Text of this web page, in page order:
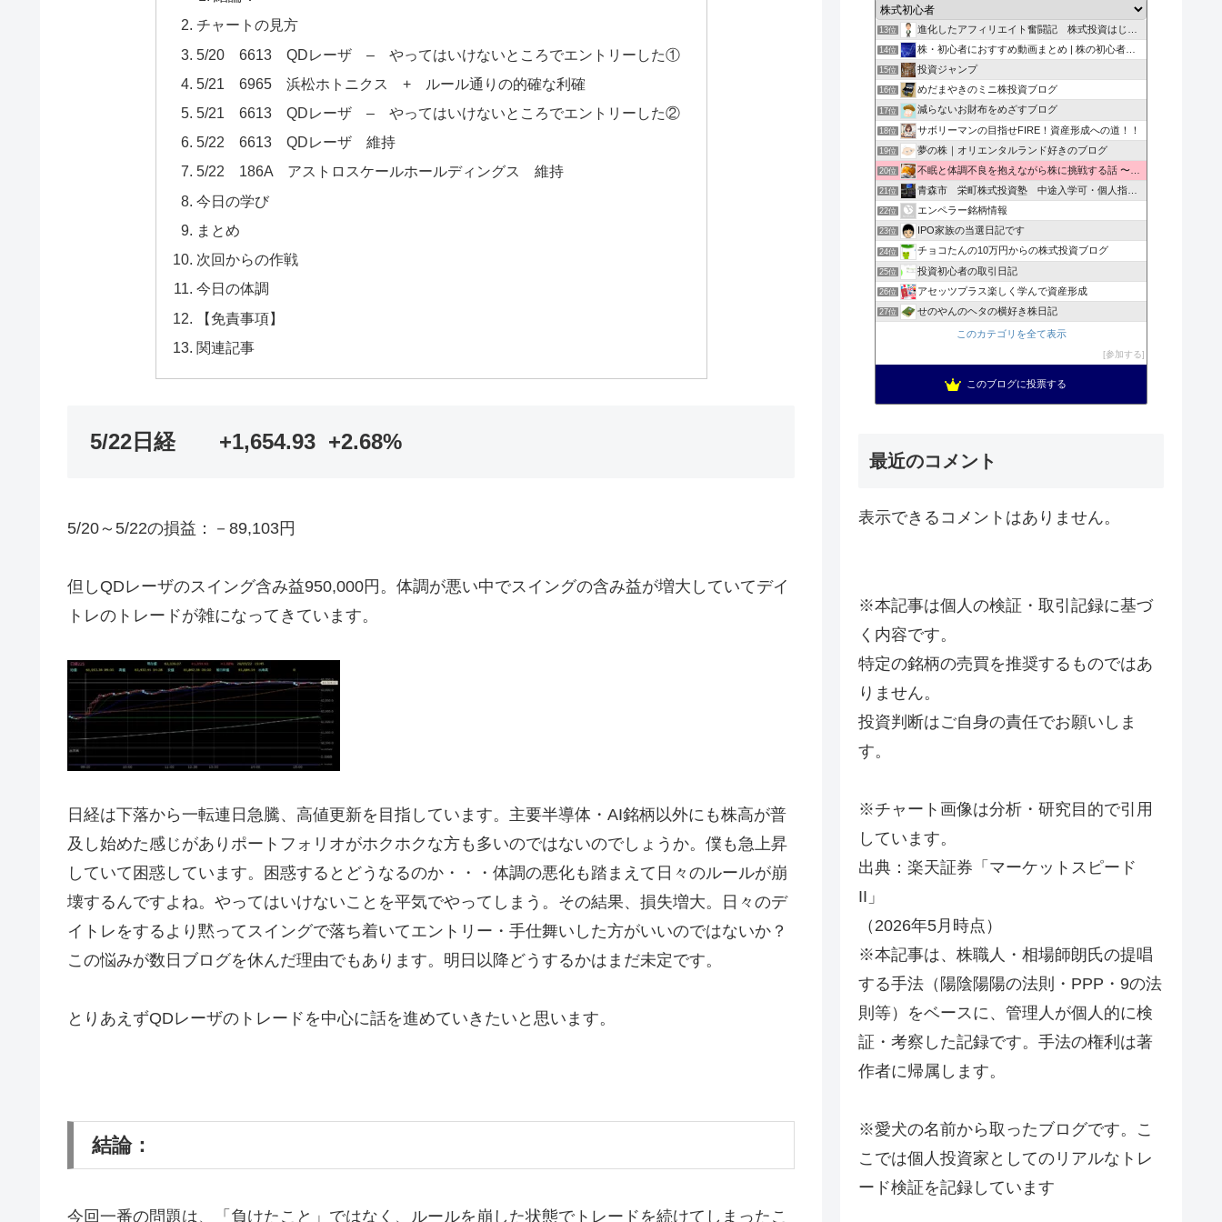
チャートの見方
5/20 6613 QDレーザ – やってはいけないところでエントリーした①
5/21 6965 浜松ホトニクス + ルール通りの的確な利確
5/21 6613 QDレーザ – やってはいけないところでエントリーした②
5/22 6613 QDレーザ 維持
5/22 186A アストロスケールホールディングス 維持
今日の学び
まとめ
次回からの作戦
今日の体調
【免責事項】
関連記事
5/22日経 +1,654.93 +2.68%
5/20～5/22の損益：－89,103円
但しQDレーザのスイング含み益950,000円。体調が悪い中でスイングの含み益が増大していてデイ
トレのトレードが雑になってきています。
日経は下落から一転連日急騰、高値更新を目指しています。主要半導体・AI銘柄以外にも株高が普
及し始めた感じがありポートフォリオがホクホクな方も多いのではないのでしょうか。僕も急上昇
していて困惑しています。困惑するとどうなるのか・・・体調の悪化も踏まえて日々のルールが崩
壊するんですよね。やってはいけないことを平気でやってしまう。その結果、損失増大。日々のデ
イトレをするより黙ってスイングで落ち着いてエントリー・手仕舞いした方がいいのではないか？
この悩みが数日ブログを休んだ理由でもあります。明日以降どうするかはまだ未定です。
とりあえずQDレーザのトレードを中心に話を進めていきたいと思います。
結論：
今回一番の問題は、「負けたこと」ではなく、ルールを崩した状態でトレードを続けてしまったこ
13位 進化したアフィリエイト奮闘記 株式投資はじめました２
14位 株・初心者におすすめ動画まとめ | 株の初心者向けにおすす…
15位 投資ジャンプ
16位 めだまやきのミニ株投資ブログ
17位 減らないお財布をめざすブログ
18位 サボリーマンの目指せFIRE！資産形成への道！！
19位 夢の株｜オリエンタルランド好きのブログ
20位 不眠と体調不良を抱えながら株に挑戦する話 〜負け検証記録〜
21位 青森市 栄町株式投資塾 中途入学可・個人指導可
22位 エンペラー銘柄情報
23位 IPO家族の当選日記です
24位 チョコたんの10万円からの株式投資ブログ
25位 投資初心者の取引日記
26位 アセッツプラス楽しく学んで資産形成
27位 せのやんのヘタの横好き株日記
このカテゴリを全て表示
参加する
このブログに投票する
最近のコメント
表示できるコメントはありません。
※本記事は個人の検証・取引記録に基づ
く内容です。
特定の銘柄の売買を推奨するものではあ
りません。
投資判断はご自身の責任でお願いしま
す。
※チャート画像は分析・研究目的で引用
しています。
出典：楽天証券「マーケットスピード
II」
（2026年5月時点）
※本記事は、株職人・相場師朗氏の提唱
する手法（陽陰陽陽の法則・PPP・9の法
則等）をベースに、管理人が個人的に検
証・考察した記録です。手法の権利は著
作者に帰属します。
※愛犬の名前から取ったブログです。こ
こでは個人投資家としてのリアルなトレ
ード検証を記録しています